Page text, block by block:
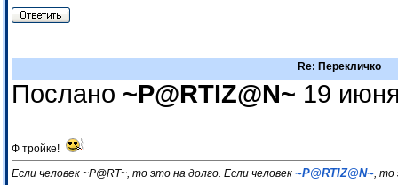
Re: Перекличко
Послано ~P@RTIZ@N~ 19
Ф тройке!
Если человек ~P@RT~, то это на долго. Если человек ~P@RTIZ@N~, то